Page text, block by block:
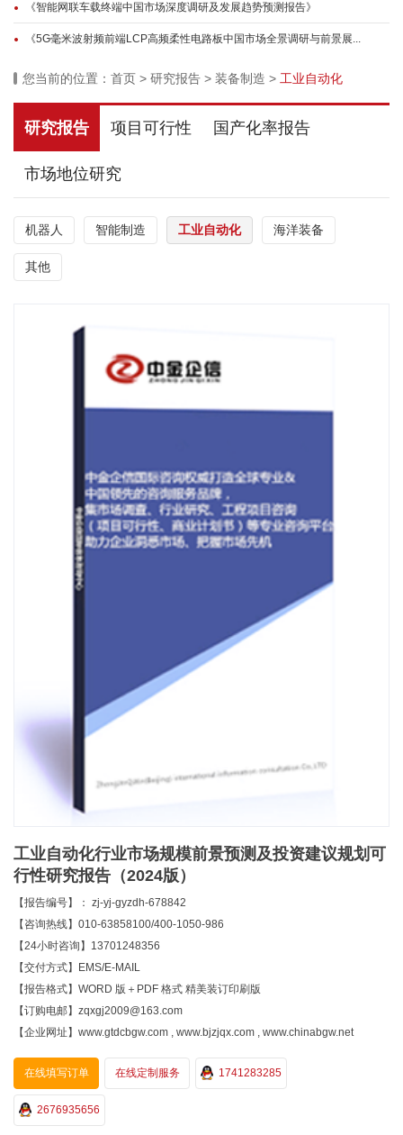
《智能网联车载终端中国市场深度调研及发展趋势预测报告》
《5G毫米波射频前端LCP高频柔性电路板中国市场全景调研与前景展...
您当前的位置： 首页 > 研究报告 > 装备制造 > 工业自动化
研究报告 项目可行性 国产化率报告
市场地位研究
机器人 智能制造 工业自动化 海洋装备
其他
工业自动化行业市场规模前景预测及投资建议规划可
行性研究报告（2024版）
【报告编号】： zj-yj-gyzdh-678842
【咨询热线】010-63858100/400-1050-986
【24小时咨询】13701248356
【交付方式】EMS/E-MAIL
【报告格式】WORD 版＋PDF 格式 精美装订印刷版
【订购电邮】zqxgj2009@163.com
【企业网址】www.gtdcbgw.com , www.bjzjqx.com , www.chinabgw.net
在线填写订单 在线定制服务 1741283285
2676935656